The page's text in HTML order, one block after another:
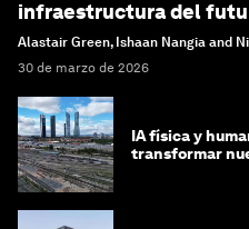
infraestructura del
Alastair Green, Ishaan Nangia and
30 de marzo de 2026
IA física y
transformar